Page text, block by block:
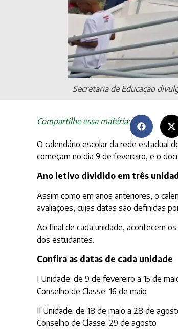
Secretaria de Educação
Compartilhe essa matéria:
O calendário escolar da rede estadual
começam no dia 9 de fevereiro, e o
Ano letivo dividido em três
Assim como em anos anteriores, o
avaliações, cujas datas são definidas
Ao final de cada unidade, acontecem
dos estudantes.
Confira as datas de cada unidade
I Unidade: de 9 de fevereiro a 15 de
Conselho de Classe: 16 de maio
II Unidade: de 18 de maio a 28 de
Conselho de Classe: 29 de agosto